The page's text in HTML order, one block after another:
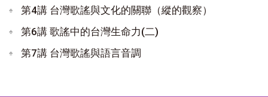
第4講 台灣歌謠與文化的關聯（縱的觀察）
第6講 歌謠中的台灣生命力(二)
第7講 台灣歌謠與語言音調